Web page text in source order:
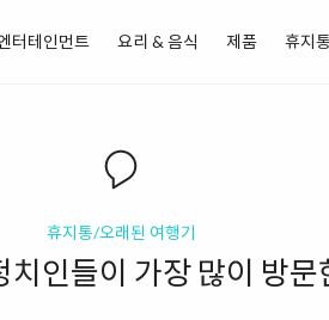
터테인먼트 요리 & 음식 제품 휴지통
휴지통/오래된 여행기
인들이 가장 많이 방